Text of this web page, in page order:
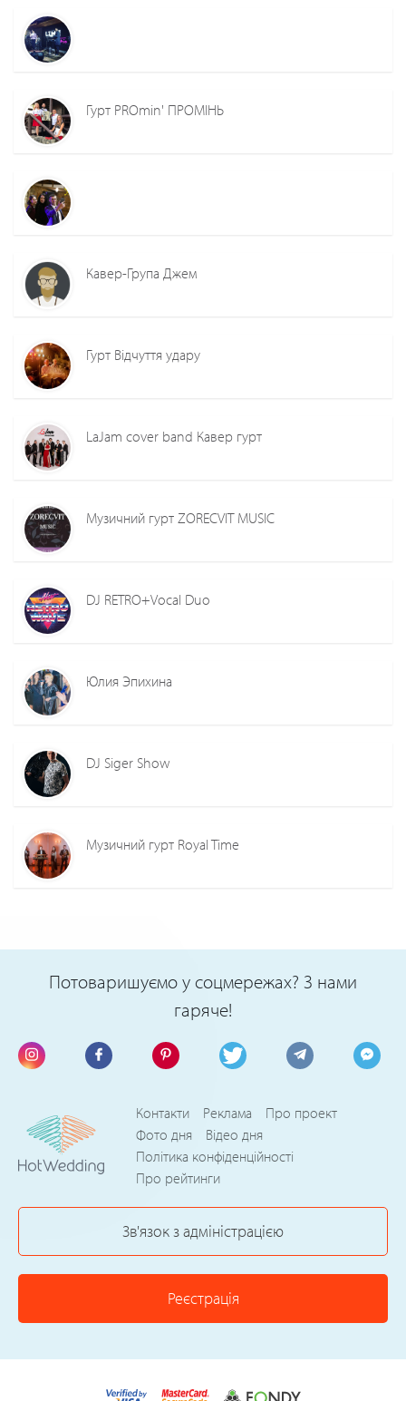
Гурт PROmin' ПРОМІНЬ
Кавер-Група Джем
Гурт Відчуття удару
LaJam cover band Кавер гурт
Музичний гурт ZORECVIT MUSIC
DJ RETRO+Vocal Duo
Юлия Эпихина
DJ Siger Show
Музичний гурт Royal Time
Потоваришуємо у соцмережах? З нами
гаряче!
Контакти Реклама
Про проект
Фото дня
Відео дня
Політика конфіденційності
Про рейтинги
Зв'язок з адміністрацією
Реєстрація